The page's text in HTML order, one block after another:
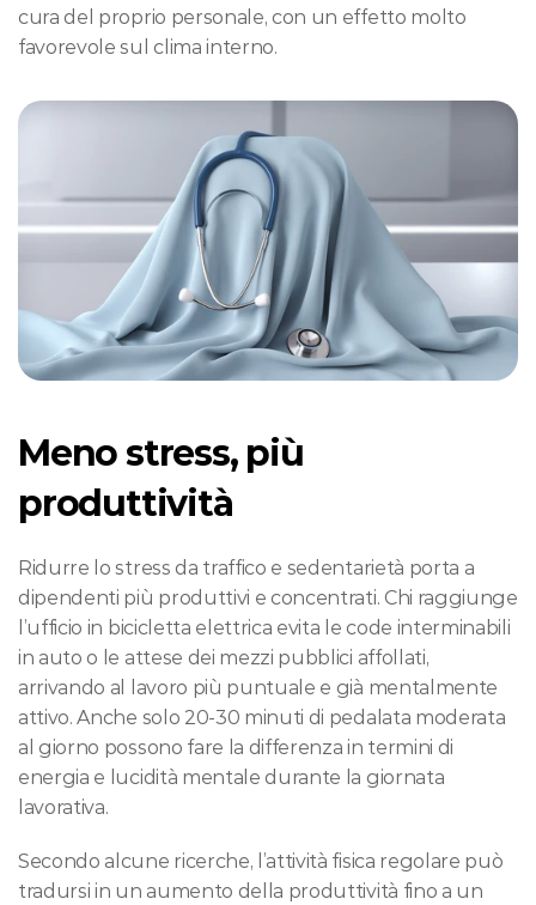
cura del proprio personale, con un effetto molto
favorevole sul clima interno.
Meno stress, più
produttività
Ridurre lo stress da traffico e sedentarietà porta a
dipendenti più produttivi e concentrati. Chi raggiunge
l’ufficio in bicicletta elettrica evita le code interminabili
in auto o le attese dei mezzi pubblici affollati,
arrivando al lavoro più puntuale e già mentalmente
attivo. Anche solo 20-30 minuti di pedalata moderata
al giorno possono fare la differenza in termini di
energia e lucidità mentale durante la giornata
lavorativa.
Secondo alcune ricerche, l’attività fisica regolare può
tradursi in un aumento della produttività fino a un